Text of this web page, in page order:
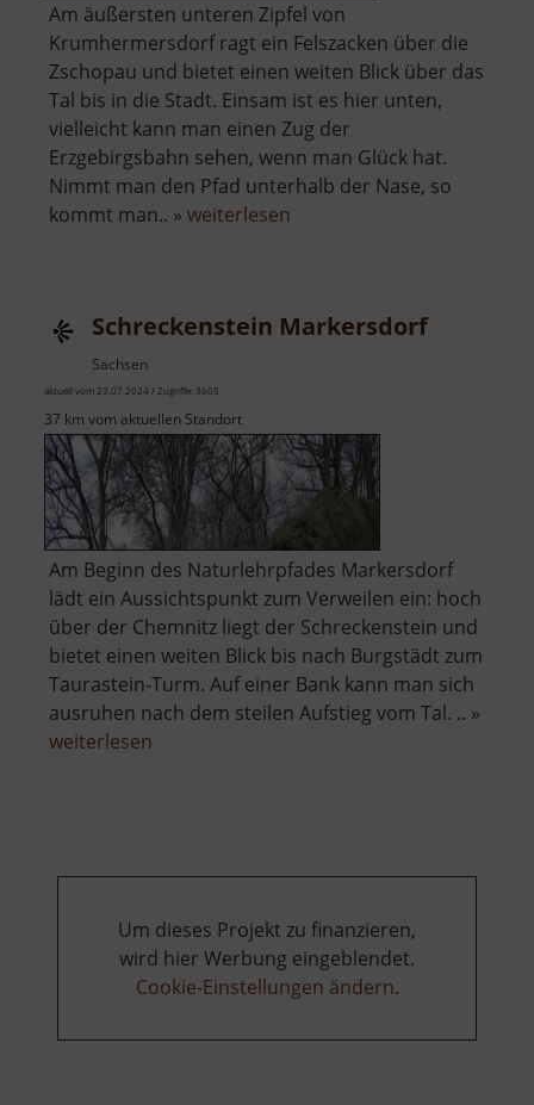
Am äußersten unteren Zipfel von
Krumhermersdorf ragt ein Felszacken über die
Zschopau und bietet einen weiten Blick über das
Tal bis in die Stadt. Einsam ist es hier unten,
vielleicht kann man einen Zug der
Erzgebirgsbahn sehen, wenn man Glück hat.
Nimmt man den Pfad unterhalb der Nase, so
kommt man.. » weiterlesen
Schreckenstein Markersdorf
Sachsen
aktuell vom 23.07.2024 / Zugriffe: 3605
37 km vom aktuellen Standort
Am Beginn des Naturlehrpfades Markersdorf
lädt ein Aussichtspunkt zum Verweilen ein: hoch
über der Chemnitz liegt der Schreckenstein und
bietet einen weiten Blick bis nach Burgstädt zum
Taurastein-Turm. Auf einer Bank kann man sich
ausruhen nach dem steilen Aufstieg vom Tal. .. »
weiterlesen
Um dieses Projekt zu finanzieren,
wird hier Werbung eingeblendet.
Cookie-Einstellungen ändern.